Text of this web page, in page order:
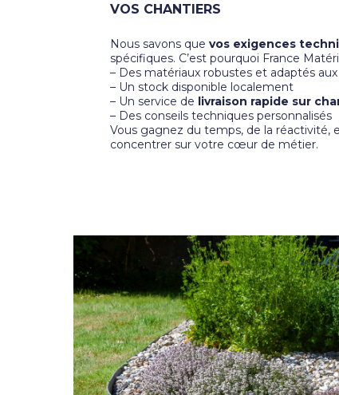
VOS CHANTIERS
Nous savons quevos exigences
spécifiques. C’est pourquoi France
– Des matériaux robustes et adaptés
– Un stock disponible localement
– Un service de livraison rapide sur
– Des conseils techniques personnalisés
Vous gagnez du temps, de la réactivité,
concentrer sur votre cœur de métier.